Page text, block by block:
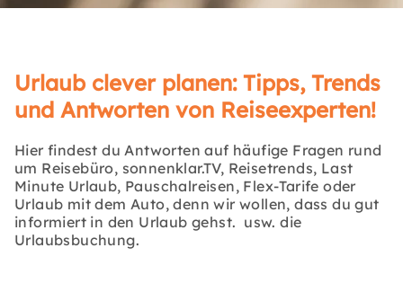
Urlaub clever planen: Tipps, Trends
und Antworten von Reiseexperten!
Hier findest du Antworten auf häufige Fragen rund
um Reisebüro, sonnenklar.TV, Reisetrends, Last
Minute Urlaub, Pauschalreisen, Flex-Tarife oder
Urlaub mit dem Auto, denn wir wollen, dass du gut
informiert in den Urlaub gehst. usw. die
Urlaubsbuchung.